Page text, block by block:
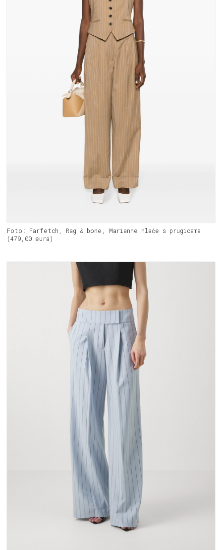
Foto: Farfetch, Rag & bone, Marianne hlače s prugicama
(479,00 eura)